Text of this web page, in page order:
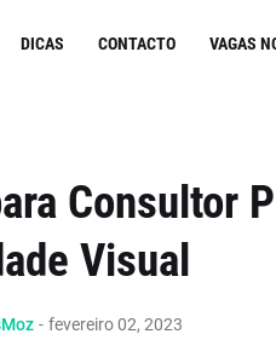
DICAS CONTACTO VAGAS
Consultor
Visual
- fevereiro 02, 2023